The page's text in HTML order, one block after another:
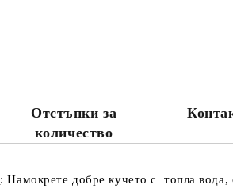
Отстъпки за
количество
: Намокрете добре кучето с топла вода,